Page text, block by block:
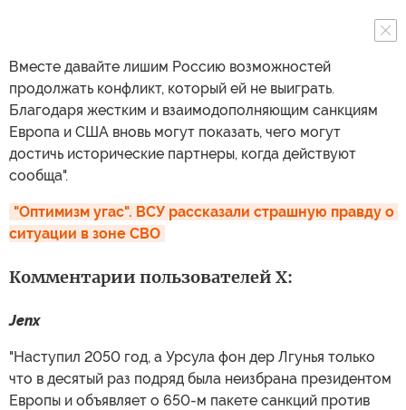
Вместе давайте лишим Россию возможностей
продолжать конфликт, который ей не выиграть.
Благодаря жестким и взаимодополняющим санкциям
Европа и США вновь могут показать, чего могут
достичь исторические партнеры, когда действуют
сообща".
"Оптимизм угас". ВСУ рассказали страшную правду о
ситуации в зоне СВО
Комментарии пользователей X:
Jenx
"Наступил 2050 год, а Урсула фон дер Лгунья только
что в десятый раз подряд была неизбрана президентом
Европы и объявляет о 650-м пакете санкций против